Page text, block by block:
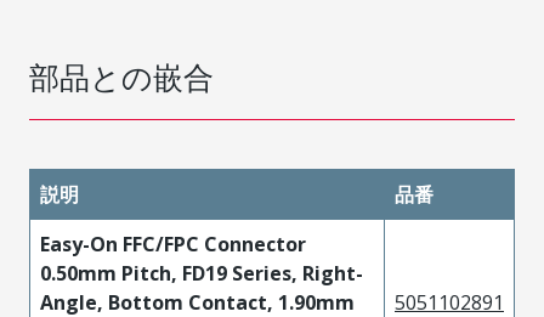
部品との嵌合
説明
品番
Easy-On FFC/FPC Connector
0.50mm Pitch, FD19 Series, Right-
Angle, Bottom Contact, 1.90mm
5051102891